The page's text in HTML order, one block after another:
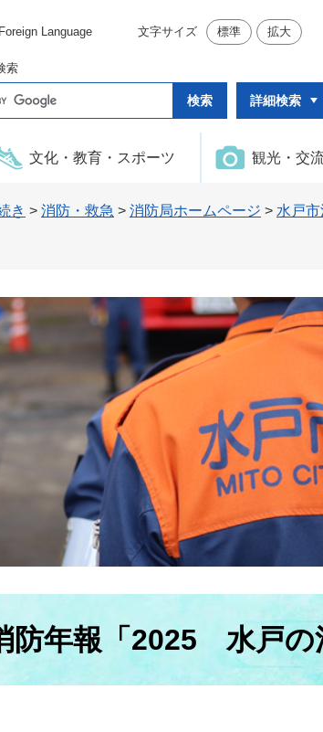
Foreign Language 文字サイズ 標準 拡大
索
詳細検索
文化・教育・スポーツ 観光・交
き > 消防・救急 > 消防局ホームページ > 水戸
防年報「2025 水戸の